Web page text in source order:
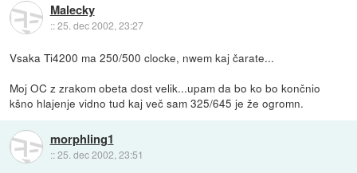
Malecky
::25. dec 2002, 23:27
Vsaka Ti4200 ma 250/500 clocke, nwem kaj čarate...
Moj OC z zrakom obeta dost velik...upam da bo ko bo končnio
kšno hlajenje vidno tud kaj več sam 325/645 je že ogromn.
morphling1
::25. dec 2002, 23:51